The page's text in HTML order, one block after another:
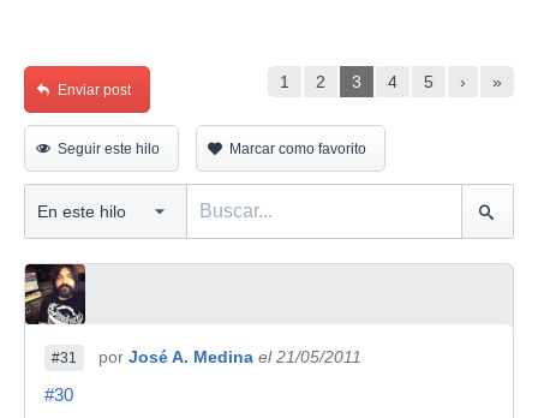
1 2 3 4 5 › »
Enviar post
Seguir este hilo Marcar como favorito
#31 por José A. Medina el 21/05/2011
#30